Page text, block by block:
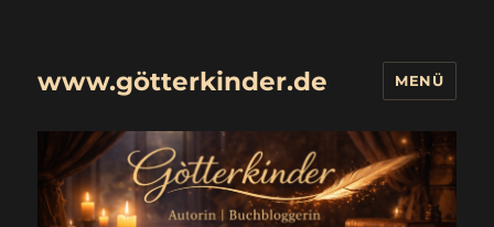
www.götterkinder.de MENÜ